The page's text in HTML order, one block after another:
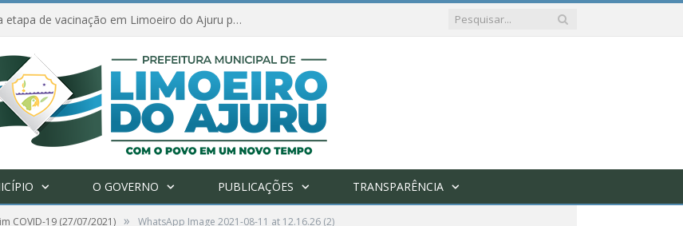
Amanhã começa nova etapa de vacinação em Limoeiro do Ajuru para idosos com 65 ou mais
O GOVERNO PUBLICAÇÕES TRANSPARÊNCIA
COVID-19 (27/07/2021) » WhatsApp Image 2021-08-11 at 12.16.26 (2)